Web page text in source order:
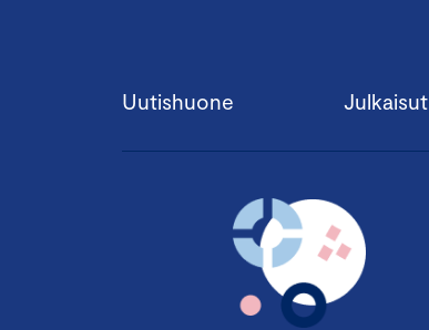
Uutishuone Julkaisut